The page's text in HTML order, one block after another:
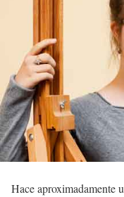
Hace aproximadamente